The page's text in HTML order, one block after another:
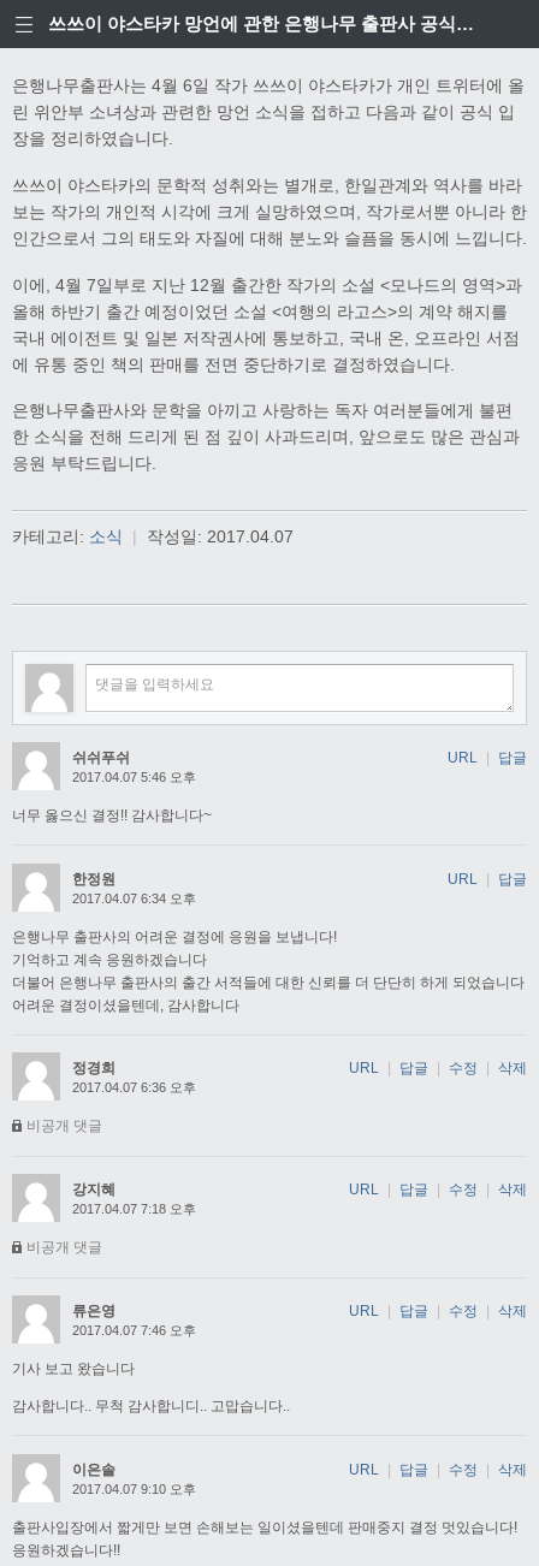
쓰쓰이 야스타카 망언에 관한 은행나무 출판사 공식입장
은행나무출판사는 4월 6일 작가 쓰쓰이 야스타카가 개인 트위터에 올
린 위안부 소녀상과 관련한 망언 소식을 접하고 다음과 같이 공식 입
장을 정리하였습니다.
쓰쓰이 야스타카의 문학적 성취와는 별개로, 한일관계와 역사를 바라
보는 작가의 개인적 시각에 크게 실망하였으며, 작가로서뿐 아니라 한
인간으로서 그의 태도와 자질에 대해 분노와 슬픔을 동시에 느낍니다.
이에, 4월 7일부로 지난 12월 출간한 작가의 소설 <모나드의 영역>과
올해 하반기 출간 예정이었던 소설 <여행의 라고스>의 계약 해지를
국내 에이전트 및 일본 저작권사에 통보하고, 국내 온, 오프라인 서점
에 유통 중인 책의 판매를 전면 중단하기로 결정하였습니다.
은행나무출판사와 문학을 아끼고 사랑하는 독자 여러분들에게 불편
한 소식을 전해 드리게 된 점 깊이 사과드리며, 앞으로도 많은 관심과
응원 부탁드립니다.
카테고리: 소식 | 작성일: 2017.04.07
쉬쉬푸쉬
2017.04.07 5:46 오후
너무 옳으신 결정!! 감사합니다~
URL | 답글
한정원
2017.04.07 6:34 오후
은행나무 출판사의 어려운 결정에 응원을 보냅니다!
기억하고 계속 응원하겠습니다
더불어 은행나무 출판사의 출간 서적들에 대한 신뢰를 더 단단히 하게 되었습니다
어려운 결정이셨을텐데, 감사합니다
URL | 답글
정경희
2017.04.07 6:36 오후
비공개 댓글
URL 답글 수정 삭제
강지혜
2017.04.07 7:18 오후
비공개 댓글
URL 답글 수정 삭제
류은영
2017.04.07 7:46 오후
기사 보고 왔습니다
감사합니다.. 무척 감사합니디.. 고맙습니다..
URL 답글 수정 삭제
이은솔
2017.04.07 9:10 오후
출판사입장에서 짧게만 보면 손해보는 일이셨을텐데 판매중지 결정 멋있습니다!
응원하겠습니다!!
URL | 답글 | 수정 | 삭제